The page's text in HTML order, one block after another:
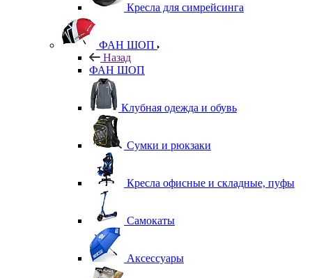
Кресла для симрейсинга
ФАН ШОП
Назад
ФАН ШОП
Клубная одежда и обувь
Сумки и рюкзаки
Кресла офисные и складные, пуфы
Самокаты
Аксессуары